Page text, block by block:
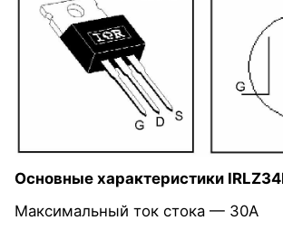
Основные характеристики
Максимальный ток стока — 30А